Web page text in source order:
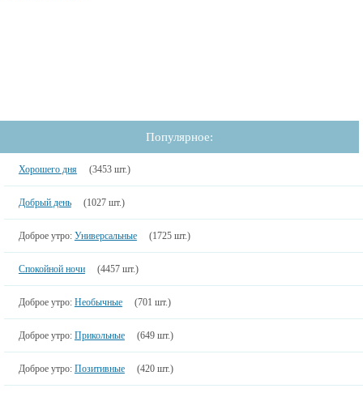
Популярное:
Хорошего дня (3453 шт.)
Добрый день (1027 шт.)
Доброе утро: Универсальные (1725 шт.)
Спокойной ночи (4457 шт.)
Доброе утро: Необычные (701 шт.)
Доброе утро: Прикольные (649 шт.)
Доброе утро: Позитивные (420 шт.)